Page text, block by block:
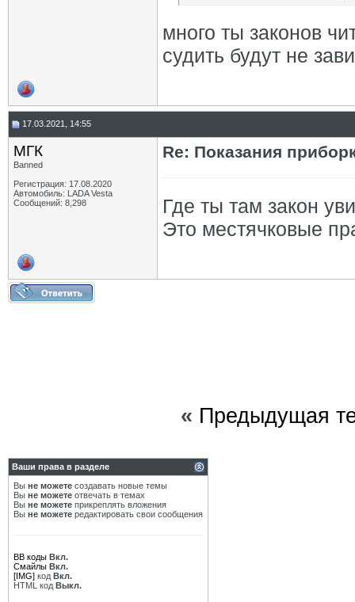
много ты законов
судить будут не
17.03.2021, 14:55
МГК
Banned
Регистрация: 17.08.2020
Автомобиль: LADA Vesta
Сообщений: 8,298
Re: Показания
Где ты там закон
Это местячковые
« Предыдущая
Ваши права в разделе
Вы не можете создавать новые темы
Вы не можете отвечать в темах
Вы не можете прикреплять вложения
Вы не можете редактировать свои сообщения
BB коды Вкл.
Смайлы Вкл.
[IMG] код Вкл.
HTML код Выкл.